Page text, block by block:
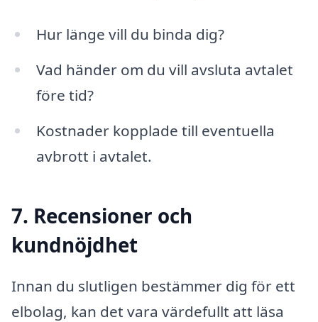
Hur länge vill du binda dig?
Vad händer om du vill avsluta avtalet
före tid?
Kostnader kopplade till eventuella
avbrott i avtalet.
7. Recensioner och
kundnöjdhet
Innan du slutligen bestämmer dig för ett
elbolag, kan det vara värdefullt att läsa